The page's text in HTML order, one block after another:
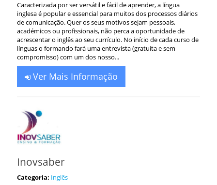
Caracterizada por ser versátil e fácil de aprender, a língua
inglesa é popular e essencial para muitos dos processos diários
de comunicação. Quer os seus motivos sejam pessoais,
académicos ou profissionais, não perca a oportunidade de
acrescentar o inglês ao seu currículo. No início de cada curso de
línguas o formando fará uma entrevista (gratuita e sem
compromisso) com um dos nosso...
Ver Mais Informação
Inovsaber
Categoria: Inglês